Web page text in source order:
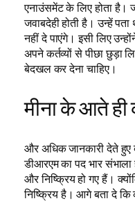
एनाउंसमेंट के लिए होता है।
जवाबदेही होती है। उन्हें
नहीं दे पाएंगे। इसी लिए
अपने कर्तव्यों से पीछा छुड़ा
बेदखल कर देना चाहिए।
मीना के आते ही
और अधिक जानकारी देते हुए
डीआरएम का पद भार
और निष्क्रिय हो गए हैं।
निष्क्रिय है। आगे बता दे